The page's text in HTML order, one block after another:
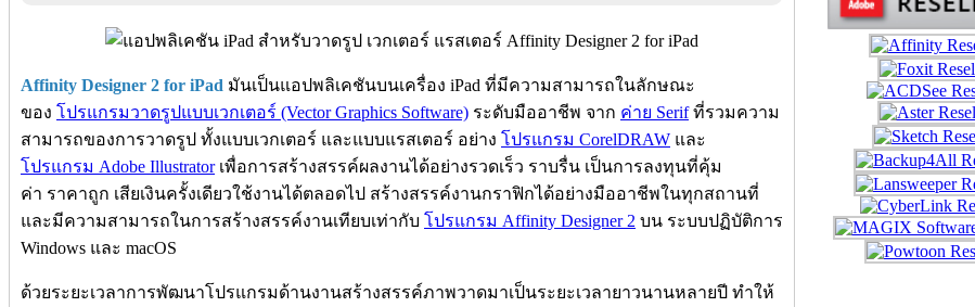
Affinity Designer 2 for iPad มันเป็นแอปพลิเคชันบนเครื่อง iPad ที่มีความสามารถในลักษณะ
ของ โปรแกรมวาดรูปแบบเวกเตอร์ (Vector Graphics Software) ระดับมืออาชีพ จาก ค่าย Serifที่รวมความ
สามารถของการวาดรูป ทั้งแบบเวกเตอร์ และแบบแรสเตอร์ อย่าง โปรแกรม CorelDRAW และ
โปรแกรม Adobe Illustratorเพื่อการสร้างสรรค์ผลงานได้อย่างรวดเร็ว ราบรื่น เป็นการลงทุนที่คุ้ม
ค่า ราคาถูก เสียเงินครั้งเดียวใช้งานได้ตลอดไป สร้างสรรค์งานกราฟิกได้อย่างมืออาชีพในทุกสถานที่
และมีความสามารถในการสร้างสรรค์งานเทียบเท่ากับ โปรแกรม Affinity Designer 2 บน ระบบปฏิบัติการ
Windows และ macOS
ด้วยระยะเวลาการพัฒนาโปรแกรมด้านงานสร้างสรรค์ภาพวาดมาเป็นระยะเวลายาวนานหลายปี ทำให้